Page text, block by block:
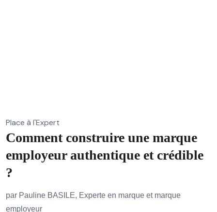
Place à l'Expert
Comment construire une marque
employeur authentique et crédible
?
par Pauline BASILE, Experte en marque et marque
employeur